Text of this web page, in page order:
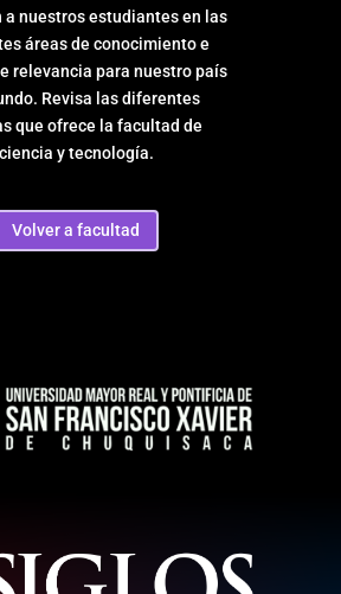
a nuestros estudiantes en las
áreas de conocimiento e
relevancia para nuestro país
Revisa las diferentes
que ofrece la facultad de
ciencia y tecnología.
Volver a facultad